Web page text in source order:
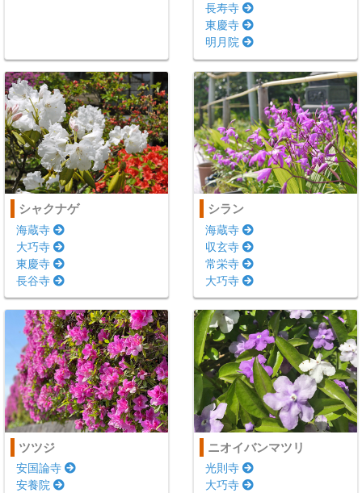
長寿寺
東慶寺
明月院
シャクナゲ
海蔵寺
大巧寺
東慶寺
長谷寺
シラン
海蔵寺
収玄寺
常栄寺
大巧寺
ツツジ
安国論寺
安養院
ニオイバンマツリ
光則寺
大巧寺